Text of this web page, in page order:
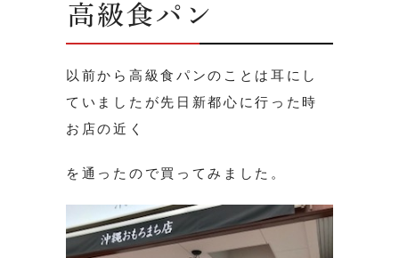
高級食パン
以前から高級食パンのことは耳にし
ていましたが先日新都心に行った時
お店の近く
を通ったので買ってみました。